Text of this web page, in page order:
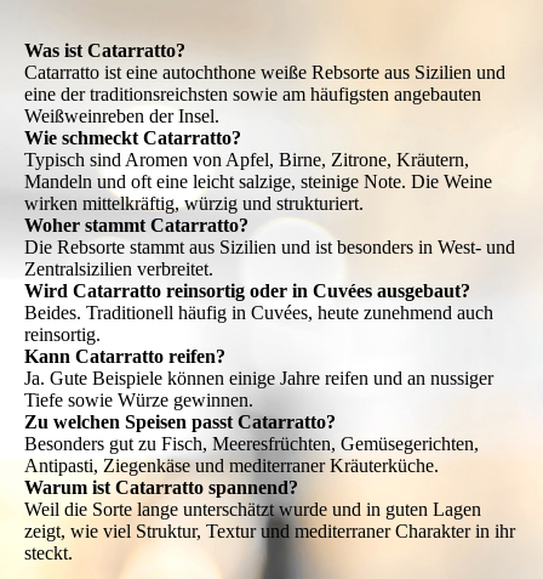
Was ist Catarratto?
Catarratto ist eine autochthone weiße Rebsorte aus Sizilien und
eine der traditionsreichsten sowie am häufigsten angebauten
Weißweinreben der Insel.
Wie schmeckt Catarratto?
Typisch sind Aromen von Apfel, Birne, Zitrone, Kräutern,
Mandeln und oft eine leicht salzige, steinige Note. Die Weine
wirken mittelkräftig, würzig und strukturiert.
Woher stammt Catarratto?
Die Rebsorte stammt aus Sizilien und ist besonders in West- und
Zentralsizilien verbreitet.
Wird Catarratto reinsortig oder in Cuvées ausgebaut?
Beides. Traditionell häufig in Cuvées, heute zunehmend auch
reinsortig.
Kann Catarratto reifen?
Ja. Gute Beispiele können einige Jahre reifen und an nussiger
Tiefe sowie Würze gewinnen.
Zu welchen Speisen passt Catarratto?
Besonders gut zu Fisch, Meeresfrüchten, Gemüsegerichten,
Antipasti, Ziegenkäse und mediterraner Kräuterküche.
Warum ist Catarratto spannend?
Weil die Sorte lange unterschätzt wurde und in guten Lagen
zeigt, wie viel Struktur, Textur und mediterraner Charakter in ihr
steckt.